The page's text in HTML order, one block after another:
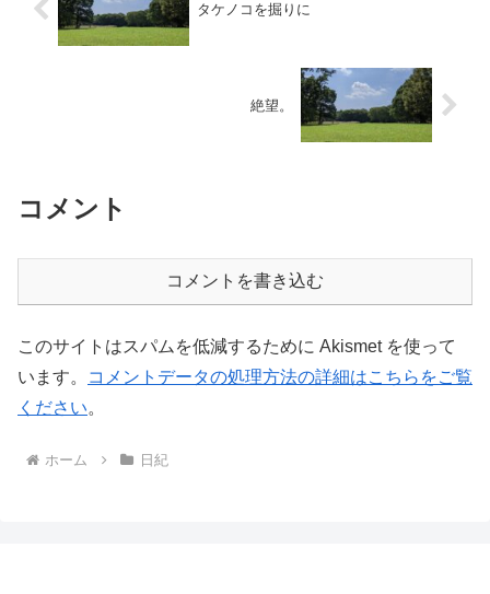
タケノコを掘りに
絶望。
コメント
コメントを書き込む
このサイトはスパムを低減するために Akismet を使って
います。
コメントデータの処理方法の詳細はこちらをご覧
ください。
ホーム 日紀